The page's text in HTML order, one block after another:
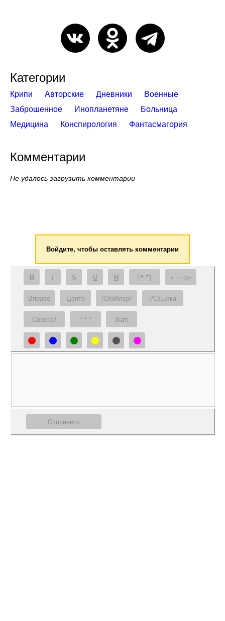
Категории
Крипи Авторские Дневники
Военные
Заброшенное
Инопланетяне
Больница
Медицина
Конспирология Фантасмагория
Комментарии
Не удалось загрузить комментарии
Войдите, чтобы оставлять комментарии
B I S U H [❝ ❞] — q
Вправо Центр /Спойлер/ #Ссылка
Сноска1 * * * |Кат|